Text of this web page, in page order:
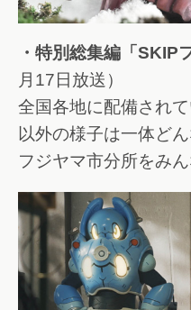
・特別総集編「SKIP
月17日放送）
全国各地に配備され
以外の様子は一体ど
フジヤマ市分所をみ